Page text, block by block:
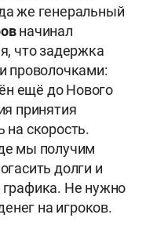
же генеральный
начинал
что задержка
проволочками:
ещё до Нового
принятия
на скорость.
мы получим
долги и
графика. Не нужно
на игроков.